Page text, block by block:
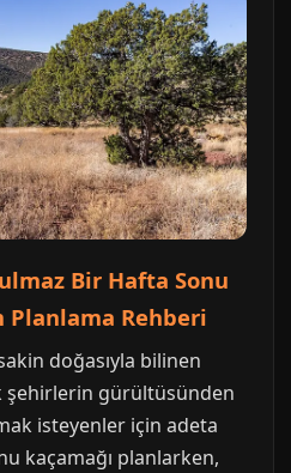
Bir Hafta Sonu
Planlama Rehberi
doğasıyla bilinen
şehirlerin gürültüsünden
isteyenler için adeta
kaçamağı planlarken,